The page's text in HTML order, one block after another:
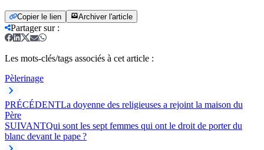
Copier le lien Archiver l'article
Partager sur:
Les mots-clés/tags associés à cet article :
Pèlerinage
PRÉCÉDENTLa doyenne des religieuses a rejoint la maison du
Père
SUIVANTQui sont les sept femmes qui ont le droit de porter du
blanc devant le pape ?